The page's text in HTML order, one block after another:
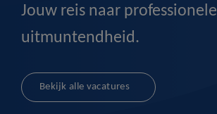
Jouw reis naar professionele
uitmuntendheid.
Bekijk alle vacatures